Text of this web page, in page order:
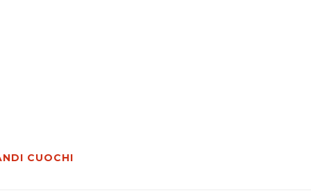
CUOCHI